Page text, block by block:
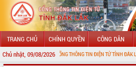
TRANG CHỦ CHÍNH QUYỀN CÔNG DÂN
Chủ nhật, 09/08/2026
ĐẾN VỚI CỔNG THÔNG TIN ĐIỆN TỬ TỈNH ĐẮK LẮK